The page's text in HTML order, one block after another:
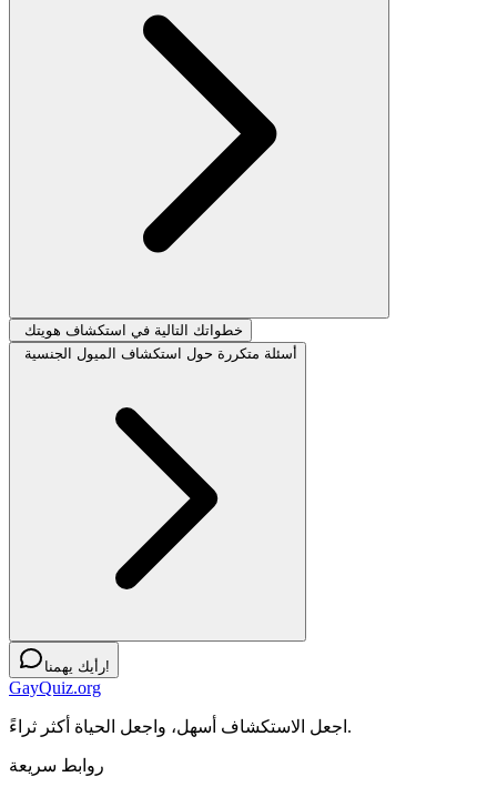
خطواتك التالية في استكشاف هويتك
أسئلة متكررة حول استكشاف الميول الجنسية
رأيك يهمنا!
GayQuiz.org
اجعل الاستكشاف أسهل، واجعل الحياة أكثر ثراءً.
روابط سريعة